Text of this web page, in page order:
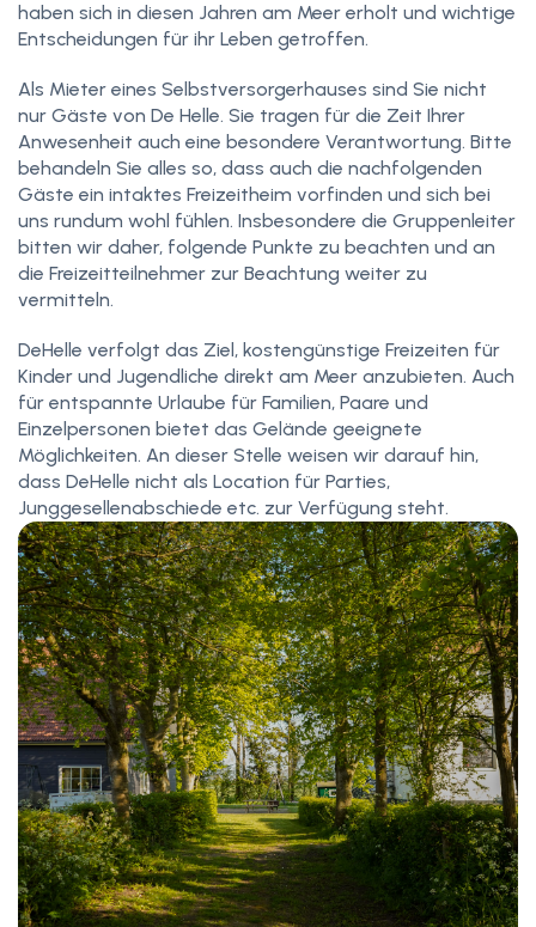
haben sich in diesen Jahren am Meer erholt und wichtige
Entscheidungen für ihr Leben getroffen.
Als Mieter eines Selbstversorgerhauses sind Sie nicht
nur Gäste von De Helle. Sie tragen für die Zeit Ihrer
Anwesenheit auch eine besondere Verantwortung. Bitte
behandeln Sie alles so, dass auch die nachfolgenden
Gäste ein intaktes Freizeitheim vorfinden und sich bei
uns rundum wohl fühlen. Insbesondere die Gruppenleiter
bitten wir daher, folgende Punkte zu beachten und an
die Freizeitteilnehmer zur Beachtung weiter zu
vermitteln.
DeHelle verfolgt das Ziel, kostengünstige Freizeiten für
Kinder und Jugendliche direkt am Meer anzubieten. Auch
für entspannte Urlaube für Familien, Paare und
Einzelpersonen bietet das Gelände geeignete
Möglichkeiten. An dieser Stelle weisen wir darauf hin,
dass DeHelle nicht als Location für Parties,
Junggesellenabschiede etc. zur Verfügung steht.